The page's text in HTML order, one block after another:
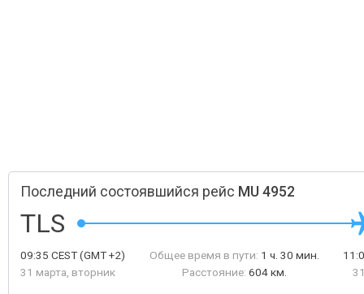
Последний состоявшийся рейс MU 4952
TLS
09:35 CEST(GMT +2)
31 марта, вторник
Общее время в пути: 1 ч. 30 мин.
Расстояние: 604 км.